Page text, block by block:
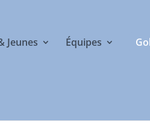
Jeunes Équipes